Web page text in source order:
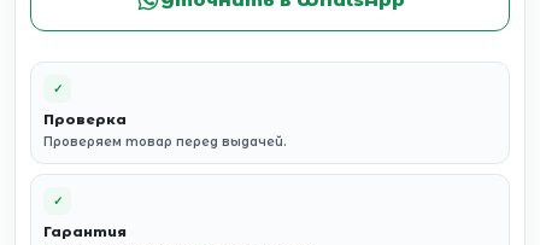
✓
Проверка
Проверяем товар перед выдачей.
✓
Гарантия